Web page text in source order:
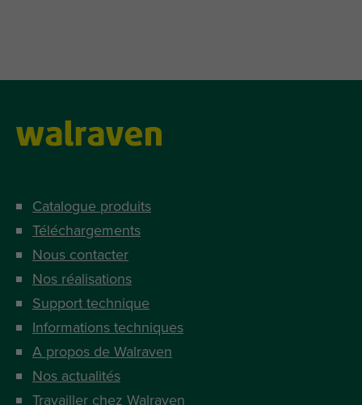
Catalogue produits
Téléchargements
Nous contacter
Nos réalisations
Support technique
Informations techniques
A propos de Walraven
Nos actualités
Travailler chez Walraven